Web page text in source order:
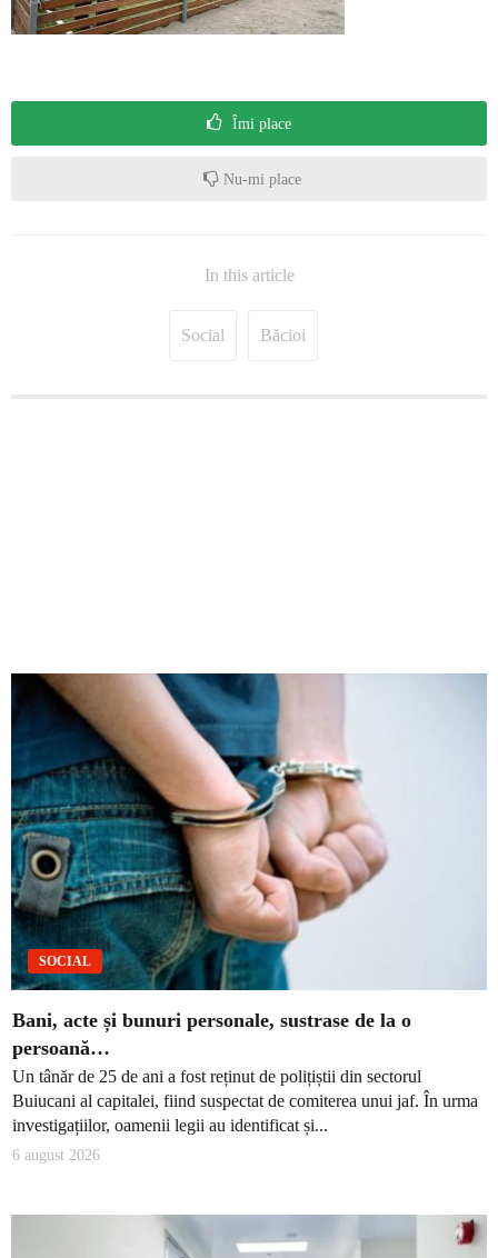
Îmi place
Nu-mi place
In this article
Social Băcioi
SOCIAL
Bani, acte și bunuri personale, sustrase de la o
persoană…
Un tânăr de 25 de ani a fost reținut de polițiștii din sectorul
Buiucani al capitalei, fiind suspectat de comiterea unui jaf. În urma
investigațiilor, oamenii legii au identificat și...
6 august 2026